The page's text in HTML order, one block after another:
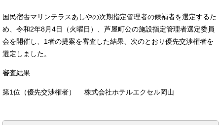
国民宿舎マリンテラスあしやの次期指定管理者の候補者を選定するた
め、令和2年8月4日（火曜日）、芦屋町公の施設指定管理者選定委員
会を開催し、1者の提案を審査した結果、次のとおり優先交渉権者を
選定しました。
審査結果
第1位（優先交渉権者） 株式会社ホテルエクセル岡山